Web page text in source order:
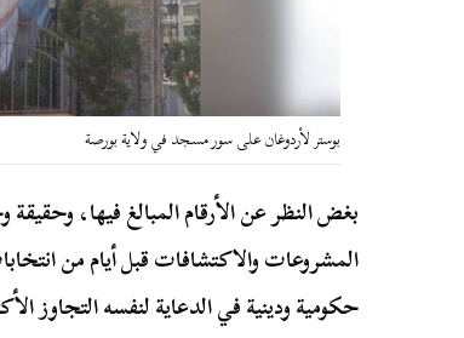
بوستر لأردوغان على سور مسجد في ولاية بورصة
بغض النظر عن الأرقام المبالغ فيها،
المشروعات والاكتشافات قبل أيام من
حكومية ودينية في الدعاية لنفسه التجاوز